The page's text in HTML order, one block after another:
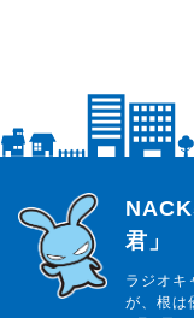
らじっと君
君」
ラジオキ
が、根は